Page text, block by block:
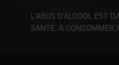
L’ABUS D’ALCOOL EST
SANTÉ. À CONSOMMER